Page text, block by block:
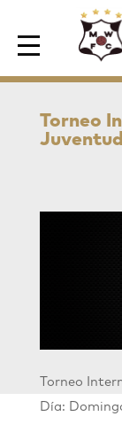
Area de
Torneo
Juventud
Torneo
Día: